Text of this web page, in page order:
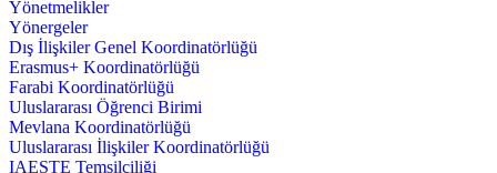
Yönetmelikler
Yönergeler
Dış İlişkiler Genel Koordinatörlüğü
Erasmus+ Koordinatörlüğü
Farabi Koordinatörlüğü
Uluslararası Öğrenci Birimi
Mevlana Koordinatörlüğü
Uluslararası İlişkiler Koordinatörlüğü
IAESTE Temsilciliği